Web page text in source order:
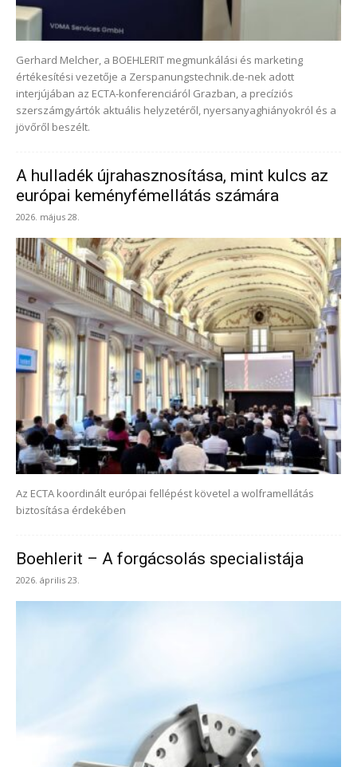
Gerhard Melcher, a BOEHLERIT megmunkálási és marketing
értékesítési vezetője a Zerspanungstechnik.de-nek adott
interjújában az ECTA-konferenciáról Grazban, a precíziós
szerszámgyártók aktuális helyzetéről, nyersanyaghiányokról és a
jövőről beszélt.
A hulladék újrahasznosítása, mint kulcs az
európai keményfémellátás számára
2026. május 28.
Az ECTA koordinált európai fellépést követel a wolframellátás
biztosítása érdekében
Boehlerit – A forgácsolás specialistája
2026. április 23.